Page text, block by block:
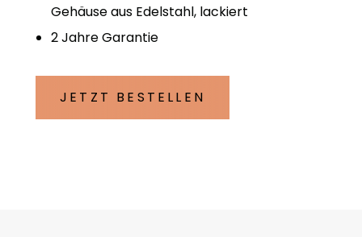
Gehäuse aus Edelstahl, lackiert
2 Jahre Garantie
JETZT BESTELLEN